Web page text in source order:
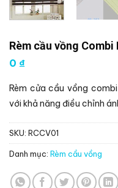
Rèm cầu vồng
0 ₫
Rèm cửa cầu vồng
với khả năng điều chỉnh
SKU: RCCV01
Danh mục: Rèm cầu vồng